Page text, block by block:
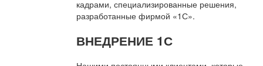
кадрами, специализированные решения,
разработанные фирмой «1С».
ВНЕДРЕНИЕ 1С